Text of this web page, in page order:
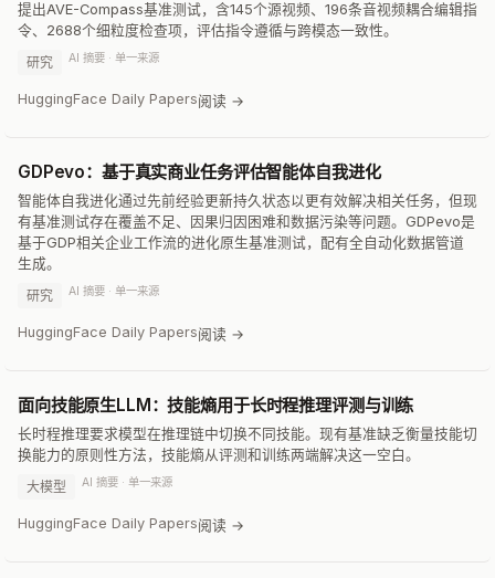
提出AVE-Compass基准测试，含145个源视频、196条音视频耦合编辑指
令、2688个细粒度检查项，评估指令遵循与跨模态一致性。
研究
AI 摘要 · 单一来源
HuggingFace Daily Papers阅读 →
GDPevo：基于真实商业任务评估智能体自我进化
智能体自我进化通过先前经验更新持久状态以更有效解决相关任务，但现
有基准测试存在覆盖不足、因果归因困难和数据污染等问题。GDPevo是
基于GDP相关企业工作流的进化原生基准测试，配有全自动化数据管道
生成。
研究
AI 摘要 · 单一来源
HuggingFace Daily Papers阅读 →
面向技能原生LLM：技能熵用于长时程推理评测与训练
长时程推理要求模型在推理链中切换不同技能。现有基准缺乏衡量技能切
换能力的原则性方法，技能熵从评测和训练两端解决这一空白。
大模型
AI 摘要 · 单一来源
HuggingFace Daily Papers阅读 →